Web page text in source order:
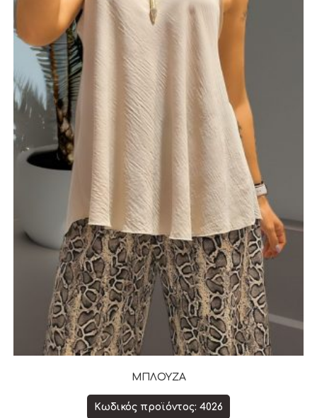
ΜΠΛΟΥΖΑ
Κωδικός προϊόντος: 4026